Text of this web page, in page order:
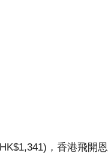
，香港飛開恩